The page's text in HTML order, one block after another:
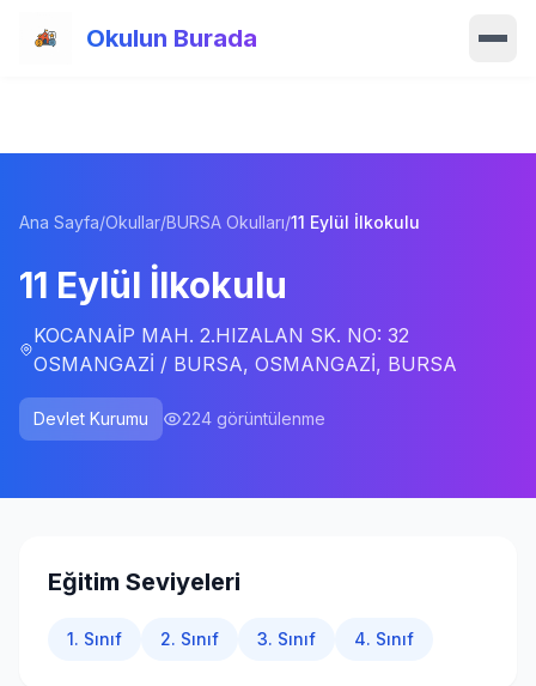
Okulun Burada
Okullar
Haberler
Blog
Hakkımızda
Ana Sayfa/Okullar/BURSA Okulları/11 Eylül İlkokulu
11 Eylül İlkokulu
KOCANAİP MAH. 2.HIZALAN SK. NO: 32
OSMANGAZİ / BURSA, OSMANGAZİ, BURSA
Devlet Kurumu 224 görüntülenme
Eğitim Seviyeleri
1. Sınıf 2. Sınıf 3. Sınıf 4. Sınıf